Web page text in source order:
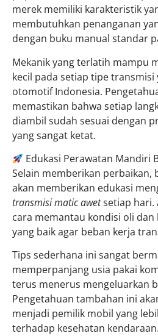
merek memiliki karakteristik
membutuhkan penanganan
dengan buku manual standar
Mekanik yang terlatih mampu
kecil pada setiap tipe transmisi
otomotif Indonesia.
memastikan bahwa setiap
diambil sudah sesuai dengan
yang sangat ketat.
Edukasi Perawatan Mandiri
Selain memberikan perbaikan,
akan memberikan edukasi
transmisi matic awetsetiap hari.
cara memantau kondisi oli
yang baik agar beban kerja
Tips sederhana ini sangat
memperpanjang usia pakai
terus menerus mengeluarkan
Pengetahuan tambahan ini
menjadi pemilik mobil yang
terhadap kesehatan kendaraan.